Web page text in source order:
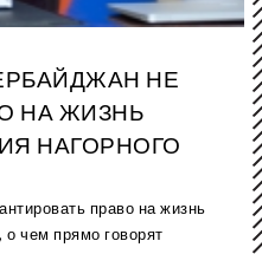
НЕ
НА ЖИЗНЬ
НАГОРНОГО
право на жизнь
о чем прямо говорят